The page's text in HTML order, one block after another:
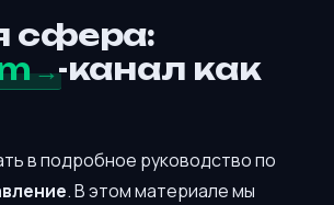
сфера:
-канал как
в подробное руководство по
. В этом материале мы